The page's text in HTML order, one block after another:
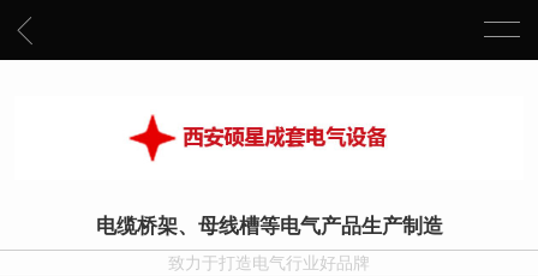
电缆桥架、母线槽等电气产品生产制造
致力于打造电气行业好品牌